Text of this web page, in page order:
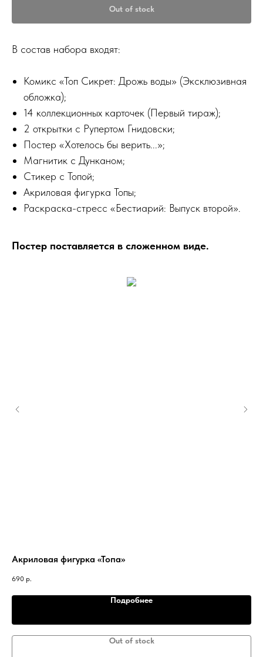
Out of stock
В состав набора входят:
Комикс «Топ Сикрет: Дрожь воды» (Эксклюзивная
обложка);
14 коллекционных карточек (Первый тираж);
2 открытки с Рупертом Гнидовски;
Постер «Хотелось бы верить...»;
Магнитик с Дунканом;
Стикер с Топой;
Акриловая фигурка Топы;
Раскраска-стресс «Бестиарий: Выпуск второй».
Постер поставляется в сложенном виде.
Акриловая фигурка «Топа»
690 р.
Подробнее
Out of stock